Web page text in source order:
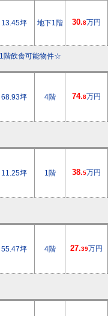
13.45坪 地下1階 30.8万円
階飲食可能物件☆
68.93坪 4階 74.8万円
11.25坪 1階 38.5万円
55.47坪 4階 27.39万円